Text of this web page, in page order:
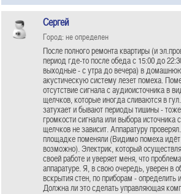
Сергей
Город: не определен
После полного ремонта квартиры (и
период где-то после обеда с 15:00 до
выходные - с утра до вечера) в
акустическую систему лезет помеха.
отсутствие сигнала с аудиоисточника в
щелчков, которые иногда сливаются в
затухает и бывают периоды тишины -
громкости сигнала или выбора источника
щелчков не зависит. Аппаратуру
площадке поменяли (Видимо помеха
возможно). Электрик, который
своей работе и уверяет меня, что
аппаратуре. Я, в свою очередь, уверен в
вскрытия стен, по приборам - определить
Должна ли это сделать управляющая